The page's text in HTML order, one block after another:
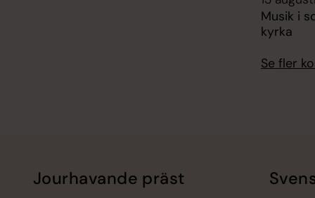
Musik i
kyrka
Se fler
Jourhavande präst